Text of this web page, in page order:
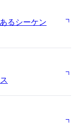
るシーケン